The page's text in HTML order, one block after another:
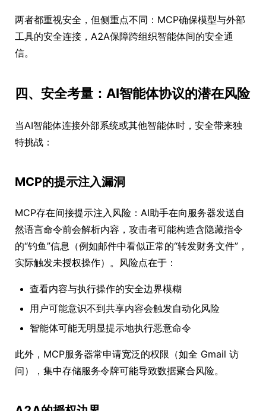
两者都重视安全，但侧重点不同：MCP确保模型与外部
工具的安全连接，A2A保障跨组织智能体间的安全通
信。
四、安全考量：AI智能体协议的潜在风险
当AI智能体连接外部系统或其他智能体时，安全带来独
特挑战：
MCP的提示注入漏洞
MCP存在间接提示注入风险：AI助手在向服务器发送自
然语言命令前会解析内容，攻击者可能构造含隐藏指令
的“钓鱼”信息（例如邮件中看似正常的“转发财务文件”，
实际触发未授权操作）。风险点在于：
查看内容与执行操作的安全边界模糊
用户可能意识不到共享内容会触发自动化风险
智能体可能无明显提示地执行恶意命令
此外，MCP服务器常申请宽泛的权限（如全 Gmail 访
问），集中存储服务令牌可能导致数据聚合风险。